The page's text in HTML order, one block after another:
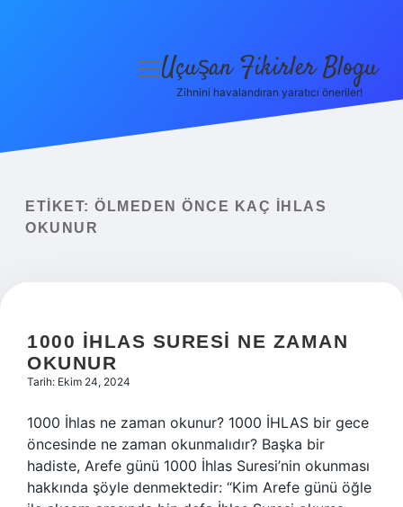
Yasal Uyarı
menüyü
Uçuşan Fikirler Blogu
Zihnini havalandıran yaratıcı öneriler!
ETIKET: ÖLMEDEN ÖNCE KAÇ IHLAS
OKUNUR
1000 İHLAS SURESI NE ZAMAN
OKUNUR
Tarih: Ekim 24, 2024
1000 İhlas ne zaman okunur? 1000 İHLAS bir gece
öncesinde ne zaman okunmalıdır? Başka bir
hadiste, Arefe günü 1000 İhlas Suresi’nin okunması
hakkında şöyle denmektedir: “Kim Arefe günü öğle